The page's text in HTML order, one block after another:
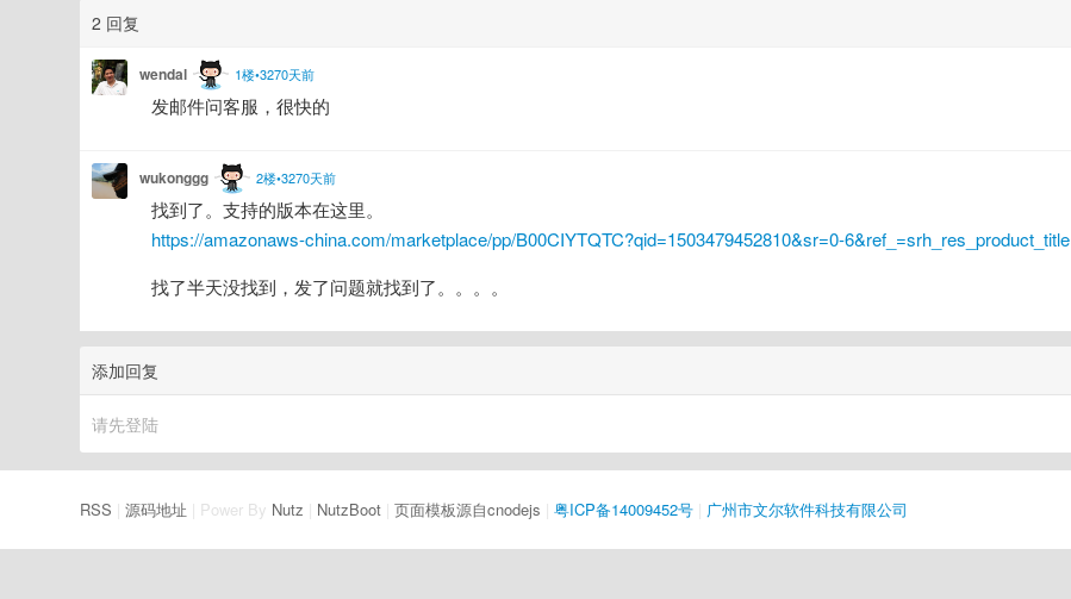
2 回复
wendal 1楼•3270天前
发邮件问客服，很快的
wukonggg 2楼•3270天前
找到了。支持的版本在这里。
https://amazonaws-china.com/marketplace/pp/B00CIYTQTC?qid=1503479452810&sr=0-6&ref_=srh_res_product_title
找了半天没找到，发了问题就找到了。。。。
添加回复
请先登陆
RSS |源码地址 | Power By Nutz NutzBoot |页面模板源自cnodejs |粤ICP备14009452号 广州市文尔软件科技有限公司